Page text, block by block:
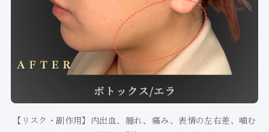
【リスク・副作用】内出血、腫れ、痛み、表情の左右差、噛む